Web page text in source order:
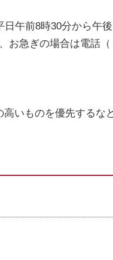
午前8時30分から午
お急ぎの場合は電話
いものを優先する